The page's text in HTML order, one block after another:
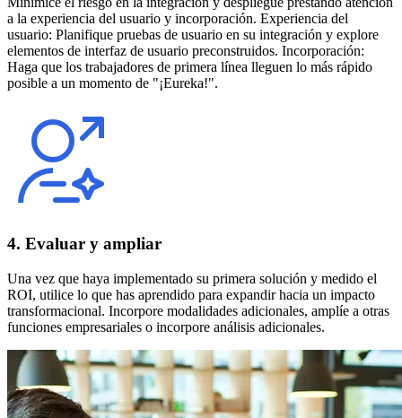
a la experiencia del usuario y incorporación. Experiencia del
usuario: Planifique pruebas de usuario en su integración y explore
elementos de interfaz de usuario preconstruidos. Incorporación:
Haga que los trabajadores de primera línea lleguen lo más rápido
posible a un momento de "¡Eureka!".
4. Evaluar y ampliar
Una vez que haya implementado su primera solución y medido el
ROI, utilice lo que has aprendido para expandir hacia un impacto
transformacional. Incorpore modalidades adicionales, amplíe a otras
funciones empresariales o incorpore análisis adicionales.